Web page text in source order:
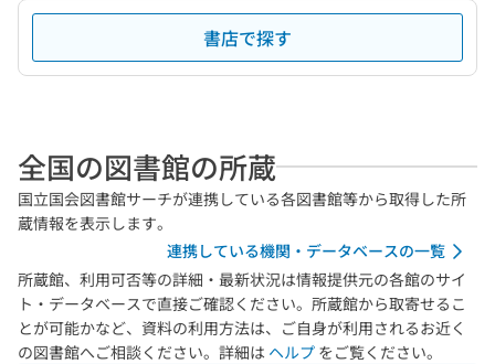
書店で探す
全国の図書館の所蔵
国立国会図書館サーチが連携している各図書館等から取得した所
蔵情報を表示します。
連携している機関・データベースの一覧
所蔵館、利用可否等の詳細・最新状況は情報提供元の各館のサイ
ト・データベースで直接ご確認ください。所蔵館から取寄せるこ
とが可能かなど、資料の利用方法は、ご自身が利用されるお近く
の図書館へご相談ください。詳細は ヘルプ をご覧ください。